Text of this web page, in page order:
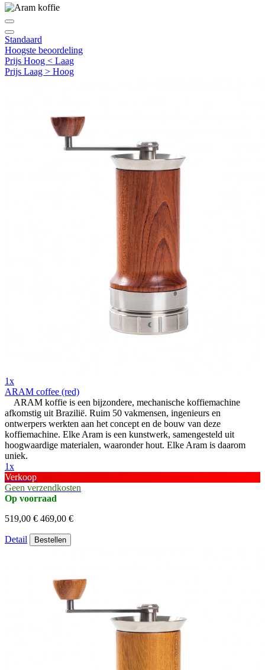
Standaard
Hoogste beoordeling
Prijs Hoog < Laag
Prijs Laag > Hoog
1x
ARAM coffee (red)
ARAM koffie is een bijzondere, mechanische koffiemachine
afkomstig uit Brazilië. Ruim 50 vakmensen, ingenieurs en
ontwerpers werkten aan het concept en de bouw van deze
koffiemachine. Elke Aram is een kunstwerk, samengesteld uit
hoogwaardige materialen, waaronder hout. Elke Aram is daarom
uniek.
1x
Verkoop
Geen verzendkosten
Op voorraad
519,00 € 469,00 €
Detail Bestellen